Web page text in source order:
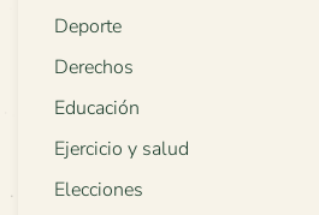
Deporte
Derechos
Educación
Ejercicio y salud
Elecciones